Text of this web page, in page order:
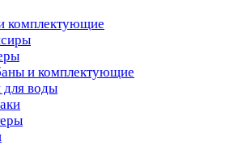
комплектующие
и комплектующие
для воды